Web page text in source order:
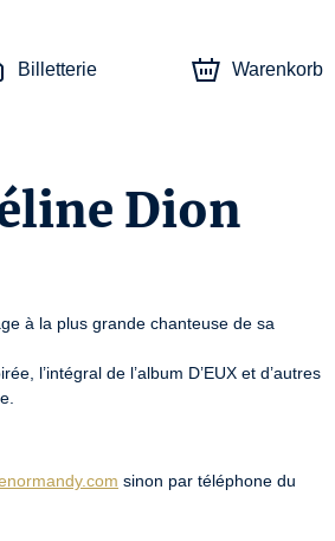
Billetterie Warenkorb
Dion
à la plus grande chanteuse de sa
l’intégral de l’album D’EUX et d’autres
sinon par téléphone du